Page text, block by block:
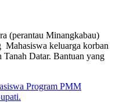
(perantau Minangkabau)
Mahasiswa keluarga korban
Datar. Bantuan yang